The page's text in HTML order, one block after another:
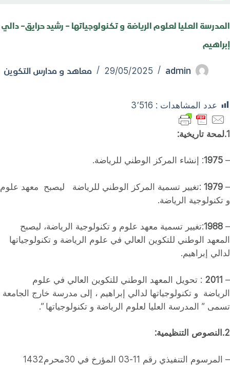
المدرسة العليا لعلوم الرياضة و تكنولوجياتها – رشيد حرايق– دالي
إبراهيم
admin
29/05/2025 معاهد و مدارس التكوين
عدد المشاهدات : 3٬516
1.لمحة تاريخية:
–
1975: إنشاء المركز الوطني للرياضة.
–
1979 :تغيير تسمية المركز الوطني للرياضة ليصبح معهد علوم
و تكنولوجية الرياضة.
–
1988:تغيير تسمية معهد علوم و تكنولوجية الرياضة، ليصبح
المعهد الوطني للتكوين العالي في علوم الرياضة و تكنولوجياتها
لدالي إبراهيم.
–
2011 : تحويل المعهد الوطني للتكوين العالي في علوم
الرياضة و تكنولوجياتها لدالي إبراهيم ، إلى مدرسة خارج الجامعة
تسمى ” المدرسة العليا لعلوم الرياضة و تكنولوجياتها ”.
2.النصوص التنظيمية:
– المرسوم التنفيذي رقم 11-03 المؤرخ في 30محرم1432